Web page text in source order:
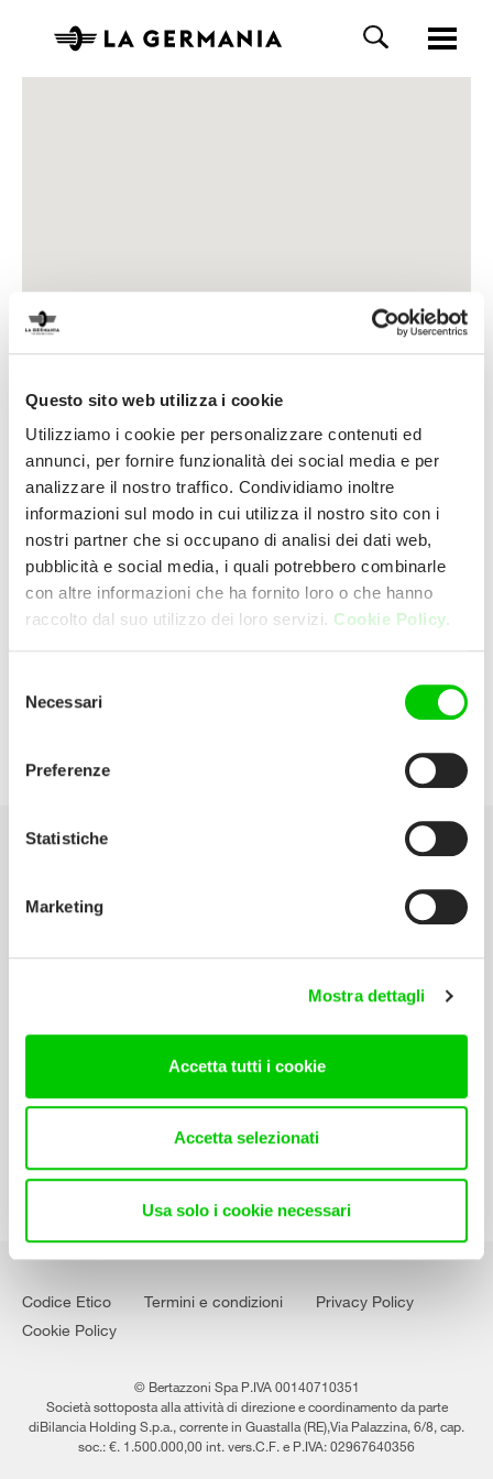
Questo sito web utilizza i cookie
Utilizziamo i cookie per personalizzare contenuti ed
annunci, per fornire funzionalità dei social media e per
analizzare il nostro traffico. Condividiamo inoltre
informazioni sul modo in cui utilizza il nostro sito con i
nostri partner che si occupano di analisi dei dati web,
pubblicità e social media, i quali potrebbero combinarle
con altre informazioni che ha fornito loro o che hanno
raccolto dal suo utilizzo dei loro servizi. Cookie Policy.
delNecessari
Preferenze
Statistiche
Marketing
Mostra dettagli
Accetta tutti i cookie
Accetta selezionati
Usa solo i cookie necessari
CO-RE SOCIETA’
COOPERATIVA
DUGNANO Italia
E:onoff.luzzani@gmail.com
Codice Etico Termini e condizioni
Privacy Policy
Cookie Policy
© Bertazzoni Spa P.IVA 00140710351
Società sottoposta alla attività di direzione e coordinamento da parte
diBilancia Holding S.p.a., corrente in Guastalla (RE),Via Palazzina, 6/8, cap.
soc.: €. 1.500.000,00 int. vers.C.F. e P.IVA: 02967640356